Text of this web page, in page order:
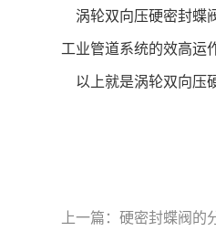
涡轮双向压硬密封蝶
工业管道系统的效高运
以上就是涡轮双向压
上一篇：硬密封蝶阀的